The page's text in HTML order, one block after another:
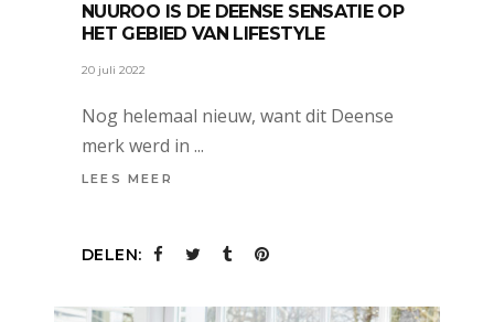
NUUROO IS DE DEENSE SENSATIE OP
HET GEBIED VAN LIFESTYLE
20 juli 2022
Nog helemaal nieuw, want dit Deense
merk werd in
LEES MEER
DELEN: